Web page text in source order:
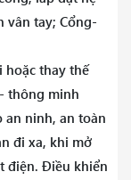
vân tay; Cổng-
hoặc thay thế
thông minh
an ninh, an toàn
đi xa, khi mở
điện. Điều khiển